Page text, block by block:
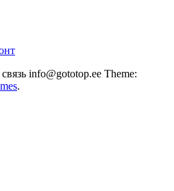
info@gototop.ee Theme:
.